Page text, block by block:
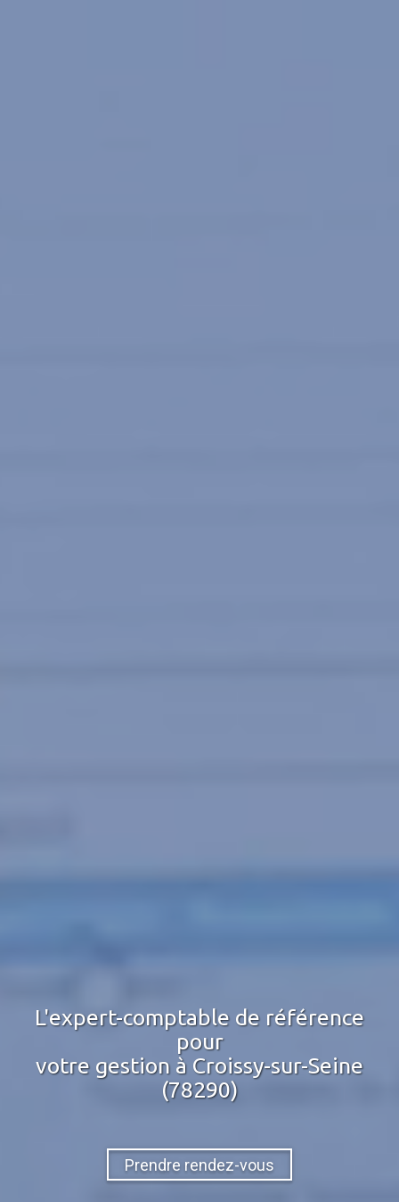
L'expert-comptable de référence
pour
votre gestion à Croissy-sur-Seine
(78290)
Prendre rendez-vous